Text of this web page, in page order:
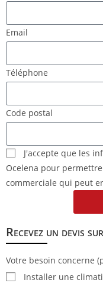
Email
Téléphone
Code postal
J'accepte que les
Ocelena pour
commerciale qui peut
Recevez un devis
Votre besoin concerne
Installer une